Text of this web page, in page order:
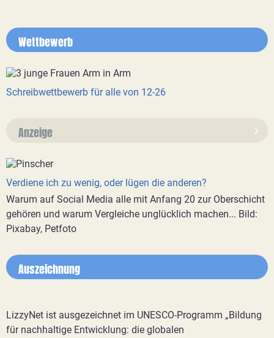
Wettbewerb
Schreibwettbewerb für alle von 12-26
Anzeige
Verdiene ich zu wenig, oder lügen die anderen?
Warum auf Social Media alle mit Anfang 20 zur Oberschicht
gehören und warum Vergleiche unglücklich machen... Bild:
Pixabay, Petfoto
Auszeichnung
LizzyNet ist ausgezeichnet im UNESCO-Programm „Bildung
für nachhaltige Entwicklung: die globalen